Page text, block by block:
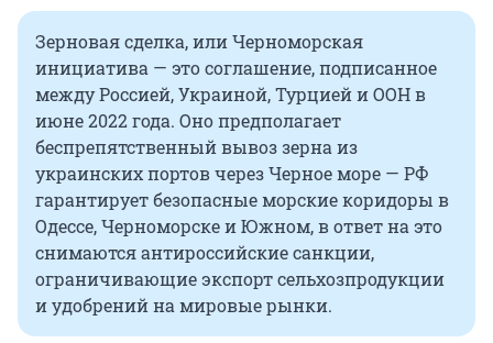
Зерновая сделка, или Черноморская
инициатива — это соглашение, подписанное
между Россией, Украиной, Турцией и ООН в
июне 2022 года. Оно предполагает
беспрепятственный вывоз зерна из
украинских портов через Черное море — РФ
гарантирует безопасные морские коридоры в
Одессе, Черноморске и Южном, в ответ на это
снимаются антироссийские санкции,
ограничивающие экспорт сельхозпродукции
и удобрений на мировые рынки.